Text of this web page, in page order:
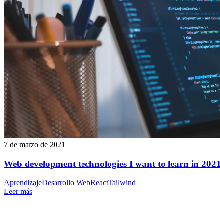
7 de marzo de 2021
Web development technologies I want to learn in
AprendizajeDesarrollo WebReactTailwind
Leer más